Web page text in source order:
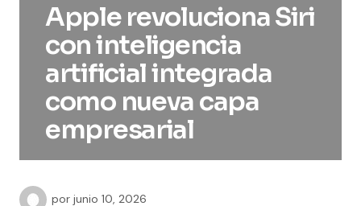
Apple revoluciona Siri
con inteligencia
artificial integrada
como nueva capa
empresarial
por junio 10, 2026